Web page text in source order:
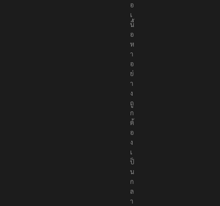
อ
เ
นื้
อ
ห
า
อ
ย่
า
ง
ถู
ก
ต้
อ
ง
เ
ป็
น
ก
ล
า